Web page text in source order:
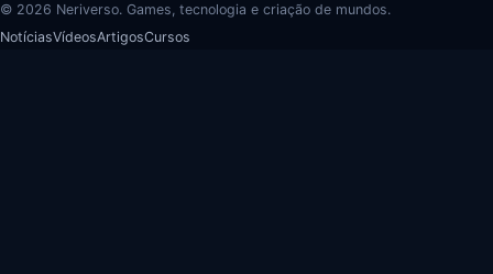
© 2026 Neriverso. Games, tecnologia e criação de mundos.
NotíciasVídeosArtigosCursos